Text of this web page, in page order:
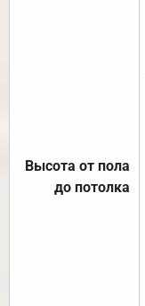
Высота от пола
до потолка